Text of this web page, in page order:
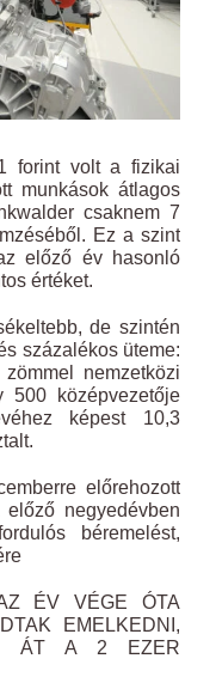
forint volt a fizikai
munkások átlagos
csaknem 7
Ez a szint
előző év hasonló
értéket.
de szintén
százalékos üteme:
nemzetközi
500 középvezetője
képest 10,3
előrehozott
negyedévben
béremelést,
ÉV VÉGE ÓTA
EMELKEDNI,
ÁT A 2 EZER